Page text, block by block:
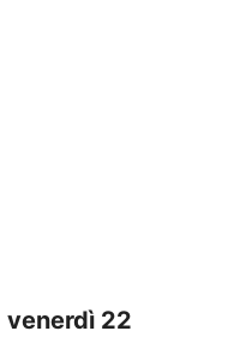
venerdì 22